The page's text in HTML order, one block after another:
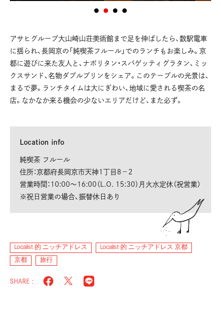
アサヒグループ大山崎山荘美術館まで足を伸ばしたら、数駅電車
に揺られ、長岡京の「純喫茶フルール」でのランチもお楽しみ。京
都に遊びに来た友人と、ナポリタン・スパゲッティグラタン、ミッ
クスサンド、名物ダブルプリンをシェア。このテーブルの光景は、
まるで夢。ランチタイムは大にぎわい、地域に愛される喫茶の名
店。なかなか来る機会の少ないエリアだけど、また必ず。
Location info
純喫茶 フルール
住所：京都府長岡京市天神1丁目8−2
営業時間：10:00～16:00（L.O. 15:30）月火水定休（祝営業）
※祝日営業の場合、振替休日あり
Localist 的 ニッチアドレス
Localist 的 ニッチアドレス 京都
京都
旅行
SHARE :